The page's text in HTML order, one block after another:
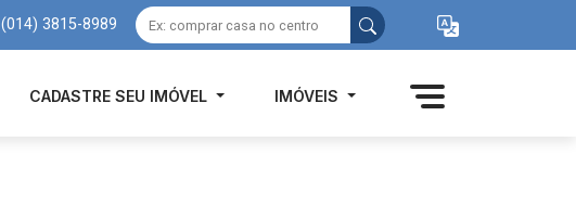
(014) 3815-8989
CADASTRE SEU IMÓVEL IMÓVEIS